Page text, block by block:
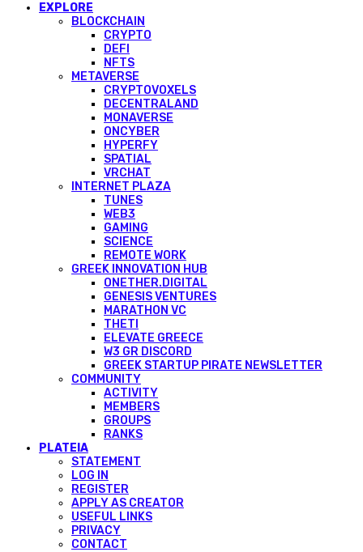
EXPLORE
BLOCKCHAIN
CRYPTO
DEFI
NFTS
METAVERSE
CRYPTOVOXELS
DECENTRALAND
MONAVERSE
ONCYBER
HYPERFY
SPATIAL
VRCHAT
INTERNET PLAZA
TUNES
WEB3
GAMING
SCIENCE
REMOTE WORK
GREEK INNOVATION HUB
ONETHER.DIGITAL
GENESIS VENTURES
MARATHON VC
THETI
ELEVATE GREECE
W3 GR DISCORD
GREEK STARTUP PIRATE NEWSLETTER
COMMUNITY
ACTIVITY
MEMBERS
GROUPS
RANKS
PLATEIA
STATEMENT
LOG IN
REGISTER
APPLY AS CREATOR
USEFUL LINKS
PRIVACY
CONTACT